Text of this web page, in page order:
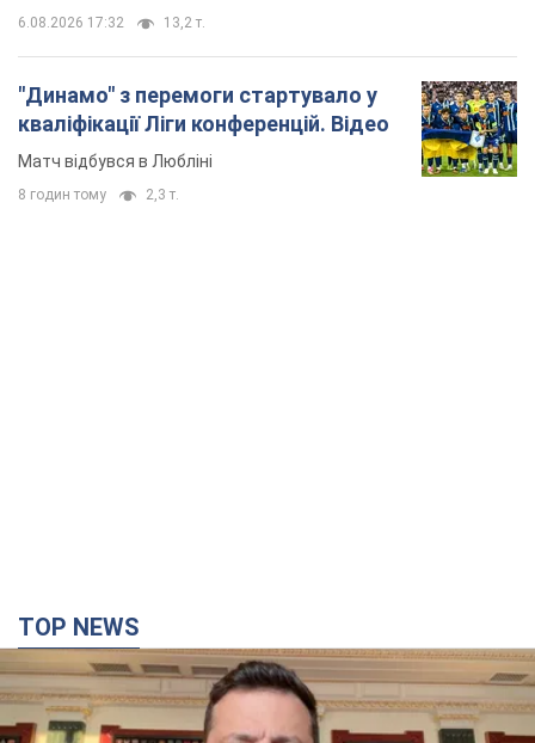
6.08.2026 17:32 13,2 т.
"Динамо" з перемоги стартувало у
кваліфікації Ліги конференцій. Відео
Матч відбувся в Любліні
8 годин тому 2,3 т.
TOP NEWS